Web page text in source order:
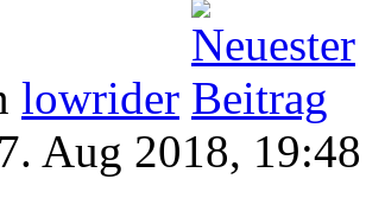
lowrider
Aug 2018, 19:48